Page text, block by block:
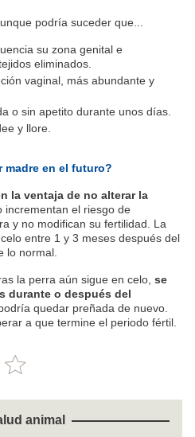
podría suceder que...
su zona genital e
eliminados.
vaginal, más abundante y
o sin apetito durante unos días.
y llore.
madre en el futuro?
la ventaja de no alterar la
incrementan el riesgo de
y no modifican su fertilidad. La
entre 1 y 3 meses después del
lo normal.
la perra aún sigue en celo, se
durante o después del
quedar preñada de nuevo.
a que termine el periodo fértil.
animal